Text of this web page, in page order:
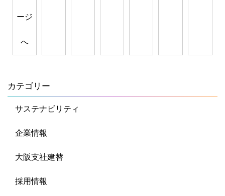
ージ
へ
カテゴリー
サステナビリティ
企業情報
大阪支社建替
採用情報